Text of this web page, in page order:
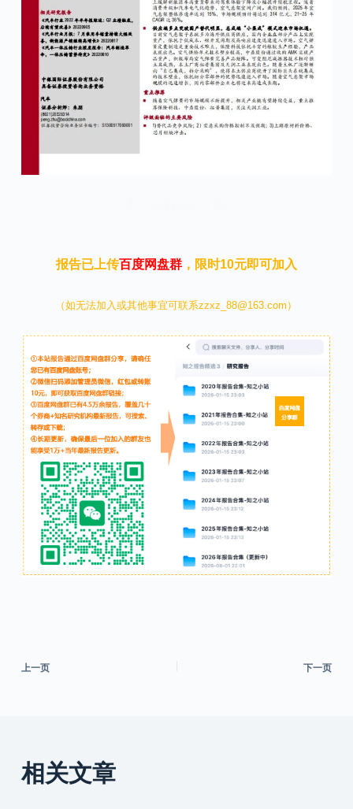
报告已上传百度网盘群，限时10元即可加入
（如无法加入或其他事宜可联系zzxz_88@163.com）
上一页 下一页
相关文章